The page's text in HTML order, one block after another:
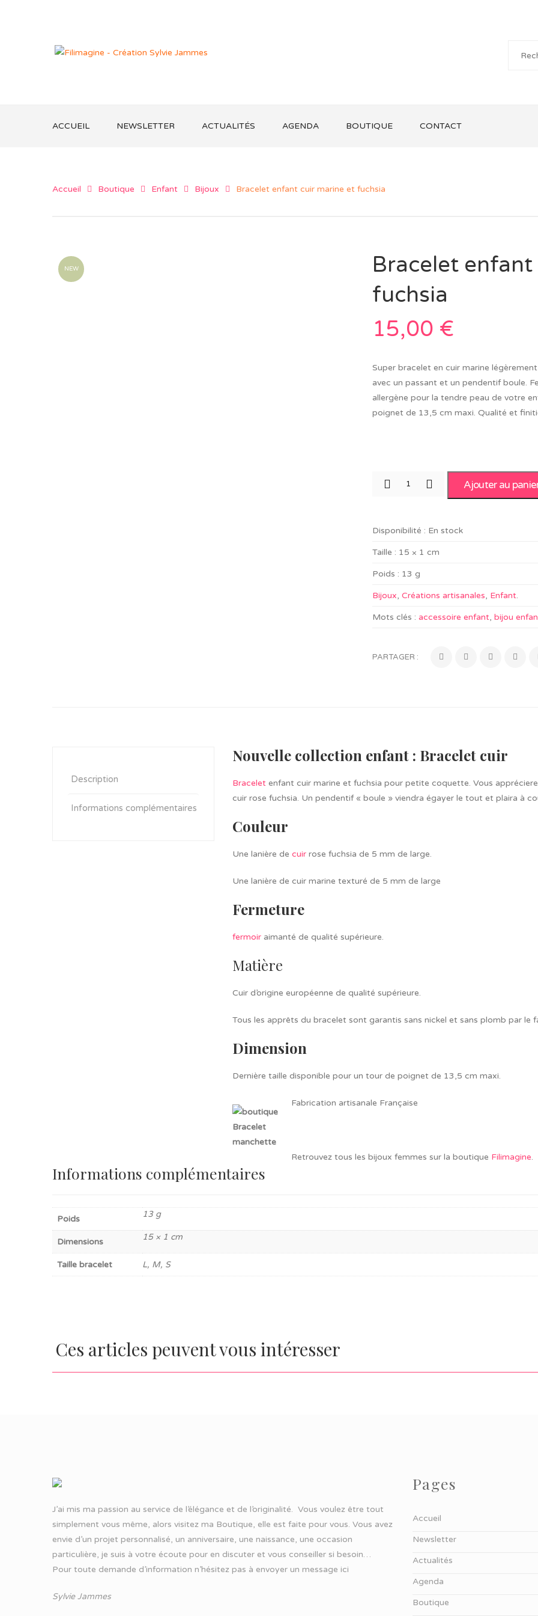
ACCUEIL NEWSLETTER ACTUALITÉS AGENDA BOUTIQUE CONTACT
Accueil Boutique Enfant Bijoux Bracelet enfant cuir marine et fuchsia
NEW
Bracelet
fuchsia
15,00 €
Super bracelet en cuir marine
avec un passant et un pendentif boule.
allergène pour la tendre peau de votre
poignet de 13,5 cm maxi. Qualité et
Ajouter au
Disponibilité : En stock
Taille : 15 × 1 cm
Poids : 13 g
Bijoux,Créations artisanales, Enfant.
Mots clés : accessoire enfant,bijou
PARTAGER :
Description
Informations complémentaires
Nouvelle collection enfant : Bracelet cuir
Bracelet enfant cuir marine et fuchsia pour petite coquette. Vous
cuir rose fuchsia. Un pendentif « boule » viendra égayer le tout et plaira à
Couleur
Une lanière de cuir rose fuchsia de 5 mm de large.
Une lanière de cuir marine texturé de 5 mm de large
Fermeture
fermoir aimanté de qualité supérieure.
Matière
Cuir d’origine européenne de qualité supérieure.
Tous les apprêts du bracelet sont garantis sans nickel et sans plomb par le
Dimension
Dernière taille disponible pour un tour de poignet de 13,5 cm maxi.
Fabrication artisanale Française
Retrouvez tous les bijoux femmes sur la boutique Filimagine.
Informations complémentaires
Poids 13 g
Dimensions 15 × 1 cm
Taille bracelet L, M, S
Ces articles peuvent vous intéresser
J’ai mis ma passion au service de l’élégance et de l’originalité. Vous voulez être tout
simplement vous même, alors visitez ma Boutique, elle est faite pour vous. Vous avez
envie d’un projet personnalisé, un anniversaire, une naissance, une occasion
particulière, je suis à votre écoute pour en discuter et vous conseiller si besoin…
Pour toute demande d’information n’hésitez pas à envoyer un message ici
Sylvie Jammes
Pages
Accueil
Newsletter
Actualités
Agenda
Boutique